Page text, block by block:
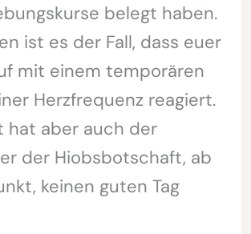
belegt haben.
ist es der Fall, dass euer
mit einem temporären
Herzfrequenz reagiert.
hat aber auch der
der Hiobsbotschaft, ab
keinen guten Tag